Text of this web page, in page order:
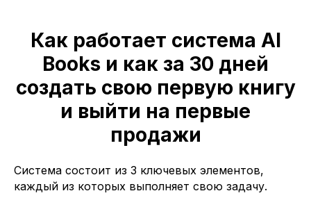
Как работает система AI
Books и как за 30 дней
создать свою первую книгу
и выйти на первые
продажи
Система состоит из 3 ключевых элементов,
каждый из которых выполняет свою задачу.